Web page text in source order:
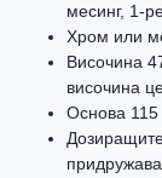
месинг, 1-
Хром или
Височина
височина
Основа